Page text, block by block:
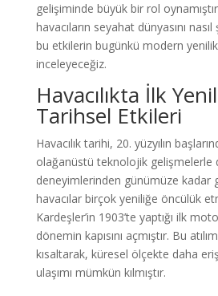
gelişiminde büyük bir rol
havacıların seyahat dünyasını
bu etkilerin bugünkü modern
inceleyeceğiz.
Havacılıkta İlk
Tarihsel Etkileri
Havacılık tarihi, 20. yüzyılın
olağanüstü teknolojik gelişmelerle
deneyimlerinden günümüze kadar
havacılar birçok yeniliğe öncülük
Kardeşler’in 1903’te yaptığı ilk
dönemin kapısını açmıştır. Bu
kısaltarak, küresel ölçekte daha
ulaşımı mümkün kılmıştır.